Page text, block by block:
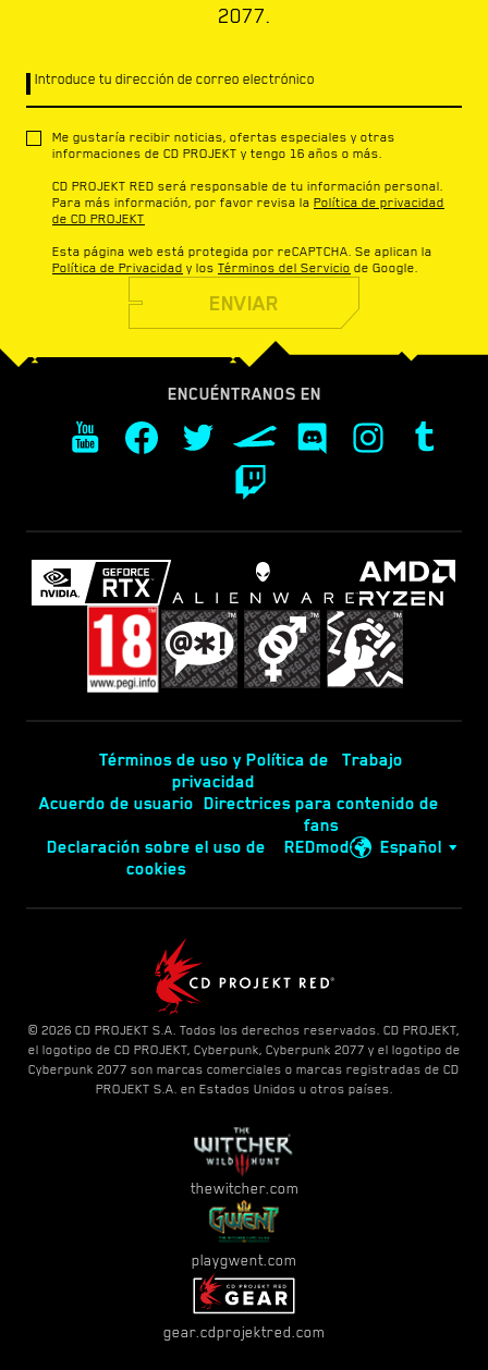
2077.
Introduce tu dirección de correo electrónico
Me gustaría recibir noticias, ofertas especiales y otras
informaciones de CD PROJEKT y tengo 16 años o más.
CD PROJEKT RED será responsable de tu información personal.
Para más información, por favor revisa la Política de privacidad
de CD PROJEKT
Esta página web está protegida por reCAPTCHA. Se aplican la
Política de Privacidad y los Términos del Servicio de Google.
ENVIAR
ENCUÉNTRANOS EN
Términos de uso y Política de
privacidad
Trabajo
Acuerdo de usuario Directrices para contenido de
fans
Declaración sobre el uso de
cookies
REDmod Español
© 2026 CD PROJEKT S.A. Todos los derechos reservados. CD PROJEKT,
el logotipo de CD PROJEKT, Cyberpunk, Cyberpunk 2077 y el logotipo de
Cyberpunk 2077 son marcas comerciales o marcas registradas de CD
PROJEKT S.A. en Estados Unidos u otros países.
thewitcher.com
playgwent.com
gear.cdprojektred.com